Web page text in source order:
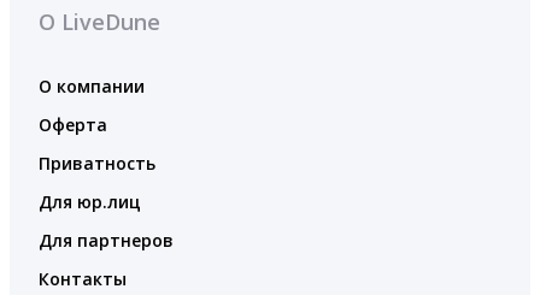
О LiveDune
О компании
Оферта
Приватность
Для юр.лиц
Для партнеров
Контакты